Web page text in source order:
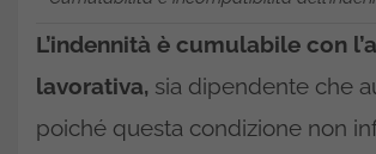
L’indennità è cumulabile con
lavorativa, sia dipendente che
poiché questa condizione non